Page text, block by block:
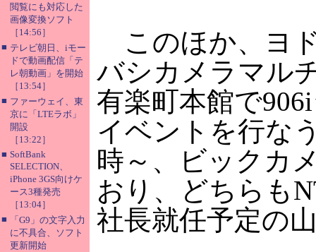
閲覧にも対応した
画像変換ソフト
［14:56］
■ テレビ朝日、iモー
ドで動画配信「テ
レ朝動画」を開始
［13:54］
■ ファーウェイ、東
京に「LTEラボ」
開設
［13:22］
■ SoftBank
SELECTION、
iPhone 3GS向けケ
ース3種発売
［13:04］
■
「G9」の文字入力
に不具合、ソフト
更新開始
このほか、ヨ
バシカメラマル
有楽町本館で
イベントを行な
時～、ビックカ
おり、どちらも
社長就任予定の